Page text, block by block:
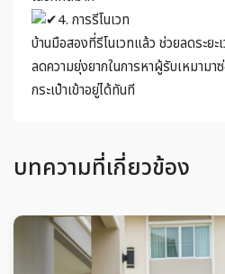
4. การรีโนเวท
บ้านมือสองที่รีโนเวทแล้ว ช่วยลดระยะ
ลดความยุ่งยากในการหาผู้รับเหมาม
กระเป๋าเข้าอยู่ได้ทันที
บทความที่เกี่ยวข้อง